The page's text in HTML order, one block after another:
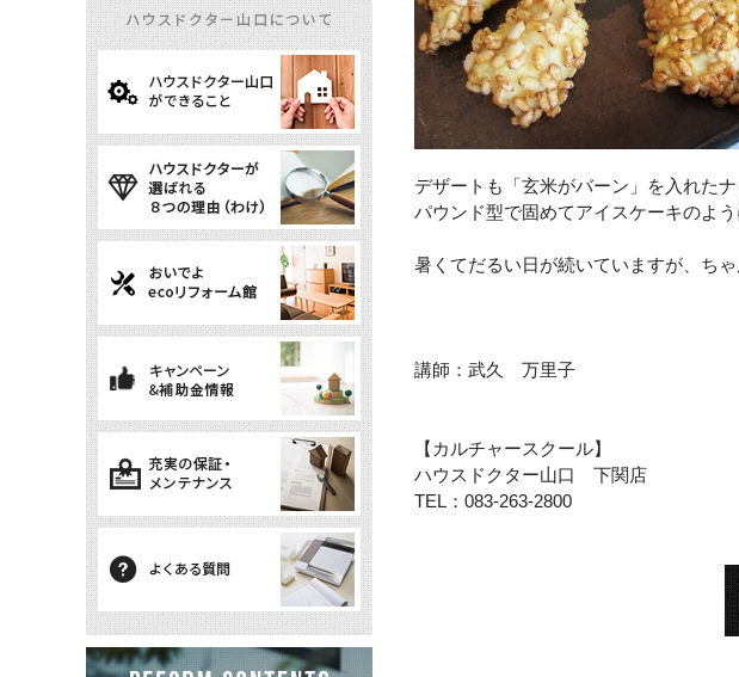
デザートも「玄米がバーン」を入れた
パウンド型で固めてアイスケーキのよう
暑くてだるい日が続いていますが、ち
講師：武久 万里子
【カルチャースクール】
ハウスドクター山口 下関店
TEL ： 083-263-2800